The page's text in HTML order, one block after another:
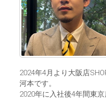
2024年4月より大阪店
河本です。
2020年に入社後4年間東